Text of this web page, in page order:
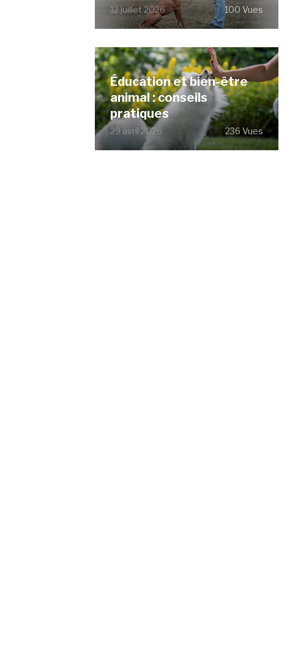
12 juillet 2026 100 Vues
Éducation et bien-être
animal : conseils
pratiques
29 avril 2026 236 Vues